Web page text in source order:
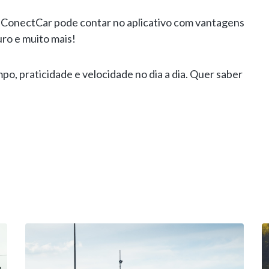
pode contar no aplicativo com vantagens
e muito mais!
praticidade e velocidade no dia a dia. Quer saber